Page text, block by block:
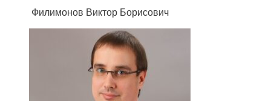
Филимонов Виктор Борисович